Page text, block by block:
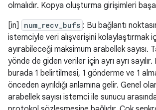
olmalıdır. Kopya oluşturma girişimleri
[in]
num_recv_bufs : Bu bağlantı
istemciyle veri alışverişini kolaylaştırmak
ayırabileceği maksimum arabellek sayısı.
yönde de giden veriler için ayrı ayrı
burada 1 belirtilmesi, 1 gönderme ve 1
önceden ayrıldığı anlamına gelir. Genel
arabellek sayısı istemci ile sunucu